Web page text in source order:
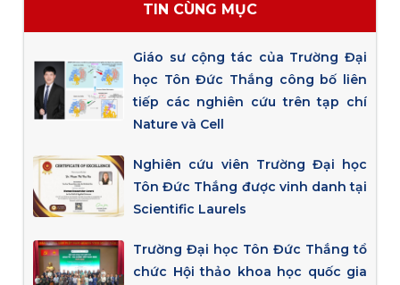
TIN CÙNG MỤC
Giáo sư cộng tác của Trường Đại
học Tôn Đức Thắng công bố liên
tiếp các nghiên cứu trên tạp chí
Nature và Cell
Nghiên cứu viên Trường Đại học
Tôn Đức Thắng được vinh danh tại
Scientific Laurels
Trường Đại học Tôn Đức Thắng tổ
chức Hội thảo khoa học quốc gia